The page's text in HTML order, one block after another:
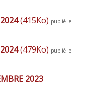
(415Ko) publié le
(479Ko) publié le
2023